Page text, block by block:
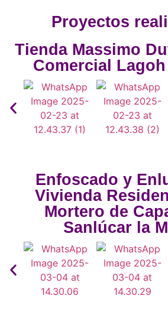
Proyectos
Tienda Massimo
Comercial
Enfoscado y
Vivienda
Mortero de
Sanlúcar la